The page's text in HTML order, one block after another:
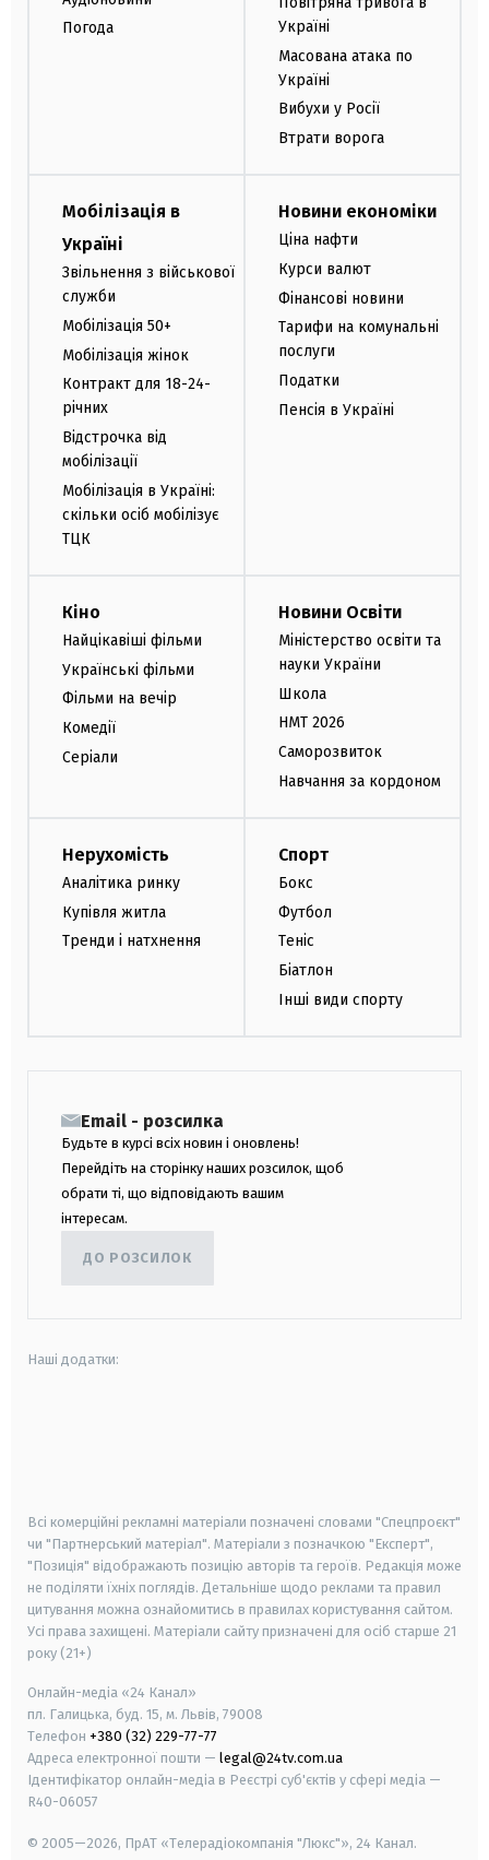
Погода
Україні
Масована атака по
Україні
Вибухи у Росії
Втрати ворога
Мобілізація в
Україні
Звільнення з військової
служби
Мобілізація 50+
Мобілізація жінок
Контракт для 18-24-
річних
Відстрочка від
мобілізації
Мобілізація в Україні:
скільки осіб мобілізує
ТЦК
Новини економіки
Ціна нафти
Курси валют
Фінансові новини
Тарифи на комунальні
послуги
Податки
Пенсія в Україні
Кіно
Найцікавіші фільми
Українські фільми
Фільми на вечір
Комедії
Серіали
Новини Освіти
Міністерство освіти та
науки України
Школа
НМТ 2026
Саморозвиток
Навчання за кордоном
Нерухомість
Аналітика ринку
Купівля житла
Тренди і натхнення
Спорт
Бокс
Футбол
Теніс
Біатлон
Інші види спорту
Email - розсилка
Будьте в курсі всіх новин і оновлень!
Перейдіть на сторінку наших розсилок, щоб
обрати ті, що відповідають вашим
інтересам.
ДО РОЗСИЛОК
Наші додатки:
Всі комерційні рекламні матеріали позначені словами "Спецпроєкт"
чи "Партнерський матеріал". Матеріали з позначкою "Експерт",
"Позиція" відображають позицію авторів та героїв. Редакція може
не поділяти їхніх поглядів. Детальніше щодо реклами та правил
цитування можна ознайомитись в правилах користування сайтом.
Усі права захищені. Матеріали сайту призначені для осіб старше 21
року (21+)
Онлайн-медіа «24 Канал»
пл. Галицька, буд. 15, м. Львів, 79008
Телефон +380 (32) 229-77-77
Адреса електронної пошти — legal@24tv.com.ua
Ідентифікатор онлайн-медіа в Реєстрі суб'єктів у сфері медіа —
R40-06057
© 2005—2026, ПрАТ «Телерадіокомпанія "Люкс"», 24 Канал.